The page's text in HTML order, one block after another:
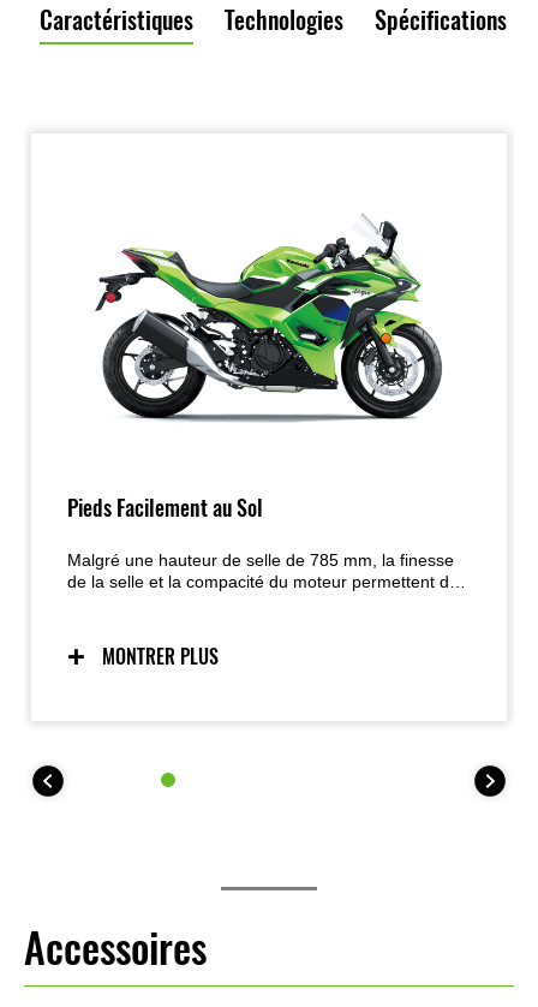
Caractéristiques Technologies Spécifications
Pieds Facilement au Sol
Malgré une hauteur de selle de 785 mm, la finesse
de la selle et la compacité du moteur permettent de
l’accessibilité, pour une confiance accrue.
MONTRER PLUS
Accessoires